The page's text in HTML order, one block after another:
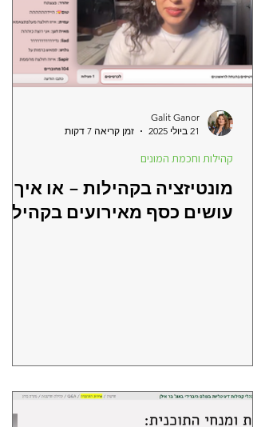
מונטיזציה בקהילות – או איך
עושים כסף מאירועים בקהילה
קהילות וחכמת המונים
Galit Ganor
21 ביולי 2025
זמן קריאה 7 דקות